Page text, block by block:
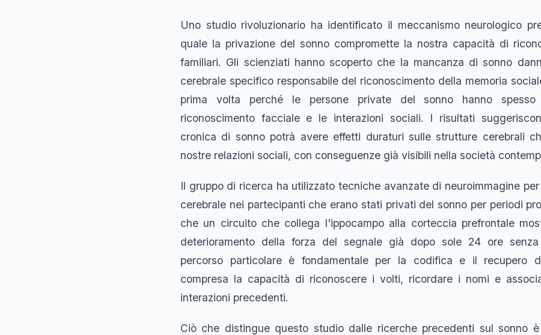
Uno studio rivoluzionario ha identificato il meccanismo neurologico
quale la privazione del sonno compromette la nostra capacità di
familiari. Gli scienziati hanno scoperto che la mancanza di sonno
cerebrale specifico responsabile del riconoscimento della memoria
prima volta perché le persone private del sonno hanno
riconoscimento facciale e le interazioni sociali. I risultati
cronica di sonno potrà avere effetti duraturi sulle strutture cerebrali
nostre relazioni sociali, con conseguenze già visibili nella società
Il gruppo di ricerca ha utilizzato tecniche avanzate di neuroimmagine
cerebrale nei partecipanti che erano stati privati del sonno per periodi
che un circuito che collega l'ippocampo alla corteccia prefrontale
deterioramento della forza del segnale già dopo sole 24 ore
percorso particolare è fondamentale per la codifica e il recupero
compresa la capacità di riconoscere i volti, ricordare i nomi e
interazioni precedenti.
Ciò che distingue questo studio dalle ricerche precedenti sul sonno